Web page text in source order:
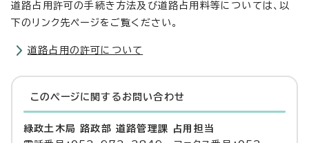
道路占用許可の手続き方法及び道路占用料等については、以
下のリンク先ページをご覧ください。
道路占用の許可について
このページに関する お問い合わせ
緑政土木局 路政部 道路管理課 占用担当